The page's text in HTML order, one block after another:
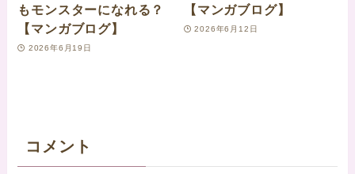
もモンスターになれる？
【マンガブログ】
2026年6月19日
【マンガブログ】
2026年6月12日
コメント